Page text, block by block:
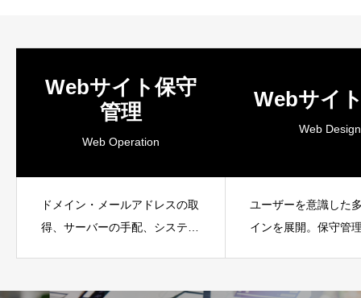
Webサイト保守
管理
Web Operation
ドメイン・メールアドレスの取
得、サーバーの手配、システム
Webサイ
Web Design
ユーザーを意識した
インを展開。保守管